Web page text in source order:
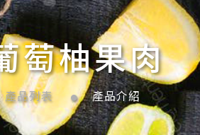
萄柚果肉
產品列表 產品介紹